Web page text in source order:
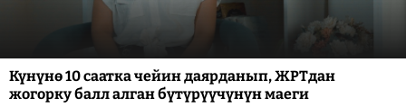
Күнүнө 10 саатка чейин даярданып, ЖРТдан
жогорку балл алган бүтүрүүчүнүн маеги